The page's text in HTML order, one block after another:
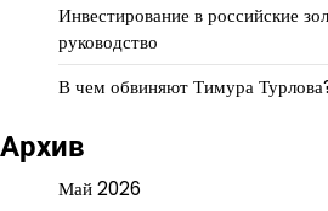
Инвестирование в российские
руководство
В чем обвиняют Тимура
Архив
Май 2026